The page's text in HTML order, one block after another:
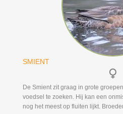
SMIENT
De Smient zit graag in grote
voedsel te zoeken. Hij kan een
nog het meest op fluiten lijkt.